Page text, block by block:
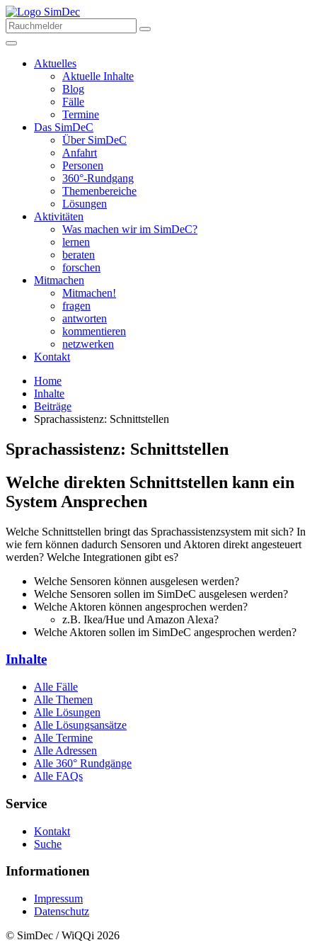
Aktuelles
Aktuelle Inhalte
Blog
Fälle
Termine
Das SimDeC
Über SimDeC
Anfahrt
Personen
360°-Rundgang
Themenbereiche
Lösungen
Aktivitäten
Was machen wir im SimDeC?
lernen
beraten
forschen
Mitmachen
Mitmachen!
fragen
antworten
kommentieren
netzwerken
Kontakt
Home
Inhalte
Beiträge
Sprachassistenz: Schnittstellen
Sprachassistenz: Schnittstellen
Welche direkten Schnittstellen kann ein
System Ansprechen
Welche Schnittstellen bringt das Sprachassistenzsystem mit sich? In
wie fern können dadurch Sensoren und Aktoren direkt angesteuert
werden? Welche Integrationen gibt es?
Welche Sensoren können ausgelesen werden?
Welche Sensoren sollen im SimDeC ausgelesen werden?
Welche Aktoren können angesprochen werden?
z.B. Ikea/Hue und Amazon Alexa?
Welche Aktoren sollen im SimDeC angesprochen werden?
Inhalte
Alle Fälle
Alle Themen
Alle Lösungen
Alle Lösungsansätze
Alle Termine
Alle Adressen
Alle 360° Rundgänge
Alle FAQs
Service
Kontakt
Suche
Informationen
Impressum
Datenschutz
© SimDec / WiQQi 2026